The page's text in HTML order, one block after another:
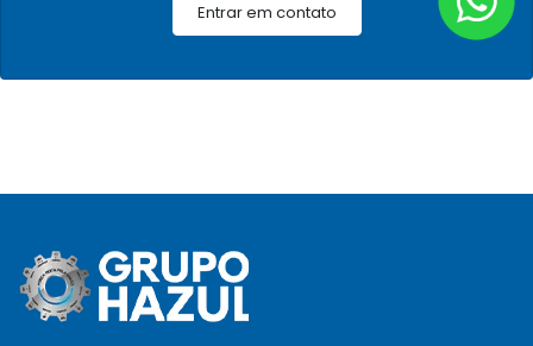
Entrar em contato